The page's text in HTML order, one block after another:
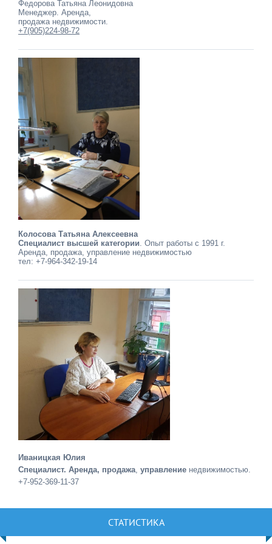
Федорова Татьяна Леонидовна
Менеджер. Аренда,
продажа недвижимости.
+7(905)224-98-72
Колосова Татьяна Алексеевна
Специалист высшей категории. Опыт работы с 1991 г.
Аренда, продажа, управление недвижимостью
тел: +7-964-342-19-14
Иваницкая Юлия
Специалист. Аренда, продажа, управление недвижимостью.
+7-952-369-11-37
СТАТИСТИКА